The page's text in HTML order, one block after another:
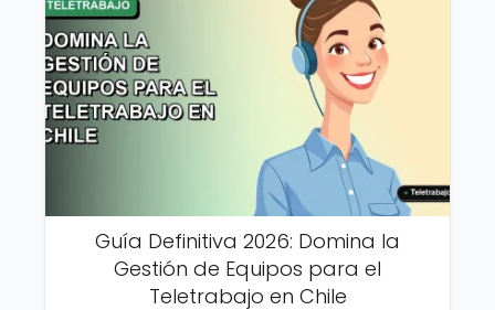
Guía Definitiva 2026: Domina la
Gestión de Equipos para el
Teletrabajo en Chile